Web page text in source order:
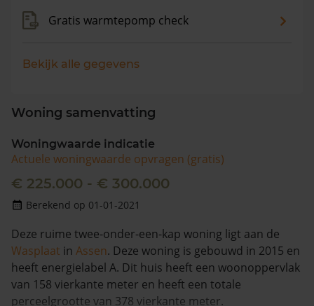
Gratis warmtepomp check
Bekijk alle gegevens
Woning samenvatting
Woningwaarde indicatie
Actuele woningwaarde opvragen (gratis)
€ 225.000 - € 300.000
Berekend op 01-01-2021
Deze ruime twee-onder-een-kap woning ligt aan de
Wasplaat in Assen. Deze woning is gebouwd in 2015 en
heeft energielabel A. Dit huis heeft een woonoppervlak
van 158 vierkante meter en heeft een totale
perceelgrootte van 378 vierkante meter.